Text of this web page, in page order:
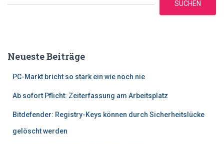
SUCHEN
Neueste Beiträge
PC-Markt bricht so stark ein wie noch nie
Ab sofort Pflicht: Zeiterfassung am Arbeitsplatz
Bitdefender: Registry-Keys können durch Sicherheitslücke
gelöscht werden